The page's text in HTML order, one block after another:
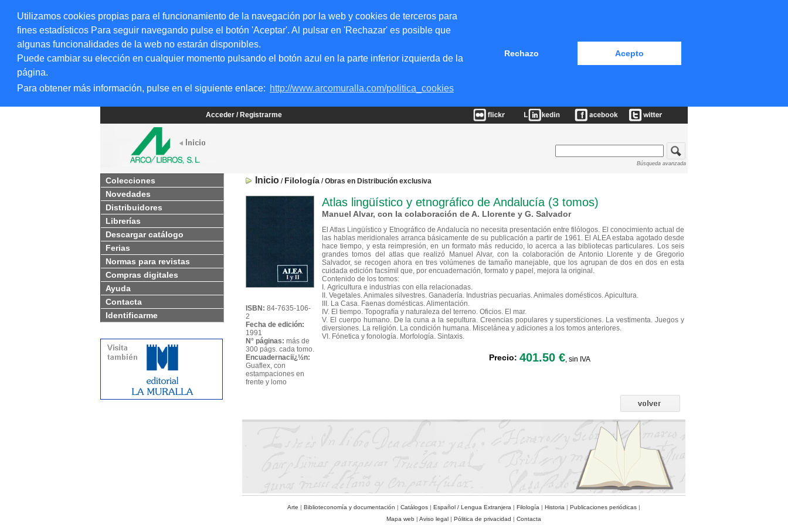
Utilizamos cookies propias para el funcionamiento de la navegación por la web y cookies de terceros para
fines estadísticos Para seguir navegando pulse el botón 'Aceptar'. Al pulsar en 'Rechazar' es posible que
algunas funcionalidades de la web no estarán disponibles.
Puede cambiar su elección en cualquier momento pulsando el botón azul en la parte inferior izquierda de la
página.
Para obtener más información, pulse en el siguiente enlace: http://www.arcomuralla.com/politica_cookies
Rechazo Acepto
Acceder / Registrarme
Búsqueda avanzada
Colecciones
Novedades
Distribuidores
Librerías
Descargar catálogo
Ferias
Normas para revistas
Compras digitales
Ayuda
Contacta
Identificarme
Inicio / Filología /Obras en Distribución exclusiva
ISBN: 84-7635-106-
2
Fecha de edición:
1991
N° páginas: más de
300 págs. cada tomo.
Encuadernaciï¿½n:
Guaflex, con
estampaciones en
frente y lomo
Atlas lingüístico y etnográfico de Andalucía (3 tomos)
Manuel Alvar, con la colaboración de A. Llorente y G. Salvador
El Atlas Lingüístico y Etnográfico de Andalucía no necesita presentación entre filólogos. El conocimiento actual de
las hablas meridionales arranca básicamente de su publicación a partir de 1961. El ALEA estaba agotado desde
hace tiempo, y esta reimpresión, en un formato más reducido, lo acerca a las bibliotecas particulares. Los seis
grandes tomos del atlas que realizó Manuel Alvar, con la colaboración de Antonio Llorente y de Gregorio
Salvador, se recogen ahora en tres volúmenes de tamaño manejable, que los agrupan de dos en dos en esta
cuidada edición facsímil que, por encuadernación, formato y papel, mejora la original.
Contenido de los tomos:
I. Agricultura e industrias con ella relacionadas.
II. Vegetales. Animales silvestres. Ganadería. Industrias pecuarias. Animales domésticos. Apicultura.
III. La Casa. Faenas domésticas. Alimentación.
IV. El tiempo. Topografía y naturaleza del terreno. Oficios. El mar.
V. El cuerpo humano. De la cuna a la sepultura. Creencias populares y supersticiones. La vestimenta. Juegos y
diversiones. La religión. La condición humana. Miscelánea y adiciones a los tomos anteriores.
VI. Fónetica y fonología. Morfología. Sintaxis.
Precio: 401.50 €, sin IVA
Arte | Biblioteconomía y documentación | Catálogos | Español / Lengua Extranjera | Filología | Historia | Publicaciones periódicas |
Mapa web | Aviso legal | Pólitica de privacidad | Contacta